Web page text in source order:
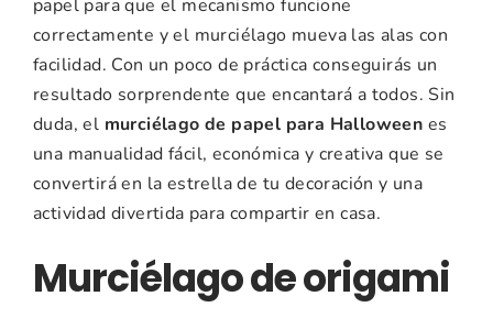
papel para que el mecanismo funcione
correctamente y el murciélago mueva las alas con
facilidad. Con un poco de práctica conseguirás un
resultado sorprendente que encantará a todos. Sin
duda, el murciélago de papel para Halloween es
una manualidad fácil, económica y creativa que se
convertirá en la estrella de tu decoración y una
actividad divertida para compartir en casa.
Murciélago de origami